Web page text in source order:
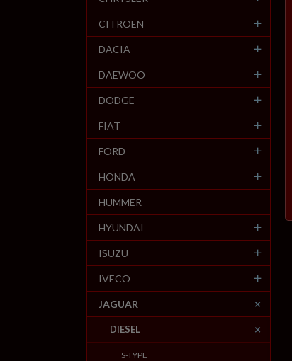
CITROEN
DACIA
DAEWOO
DODGE
FIAT
FORD
HONDA
HUMMER
HYUNDAI
ISUZU
IVECO
JAGUAR
DIESEL
S-TYPE